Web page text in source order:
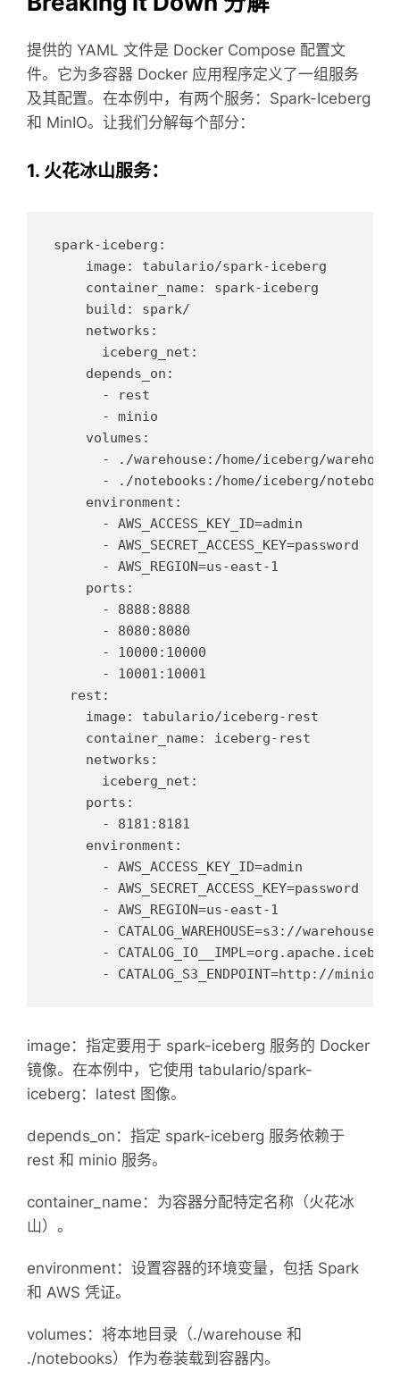
提供的 YAML 文件是 Docker Compose 配置文
件。它为多容器 Docker 应用程序定义了一组服务
及其配置。在本例中，有两个服务：Spark-Iceberg
和 MinIO。让我们分解每个部分：
1. 火花冰山服务：
spark-iceberg:
    image: tabulario/spark-iceberg
    container_name: spark-iceberg
    build: spark/
    networks:
      iceberg_net:
    depends_on:
      - rest
      - minio
    volumes:
      - ./warehouse:/home/iceberg/warehouse
- ./notebooks:/home/iceberg/
    environment:
      - AWS_ACCESS_KEY_ID=admin
      - AWS_SECRET_ACCESS_KEY=password
      - AWS_REGION=us-east-1
    ports:
      - 8888:8888
      - 8080:8080
      - 10000:10000
      - 10001:10001
  rest:
    image: tabulario/iceberg-rest
    container_name: iceberg-rest
    networks:
      iceberg_net:
    ports:
      - 8181:8181
    environment:
      - AWS_ACCESS_KEY_ID=admin
      - AWS_SECRET_ACCESS_KEY=password
      - AWS_REGION=us-east-1
      - CATALOG_WAREHOUSE=s3://warehouse/
-
image：指定要用于 spark-iceberg 服务的 Docker
镜像。在本例中，它使用 tabulario/spark-
iceberg：latest 图像。
depends_on：指定 spark-iceberg 服务依赖于
rest 和 minio 服务。
container_name：为容器分配特定名称（火花冰
山）。
environment：设置容器的环境变量，包括 Spark
和 AWS 凭证。
volumes：将本地目录（./warehouse 和
./notebooks）作为卷装载到容器内。